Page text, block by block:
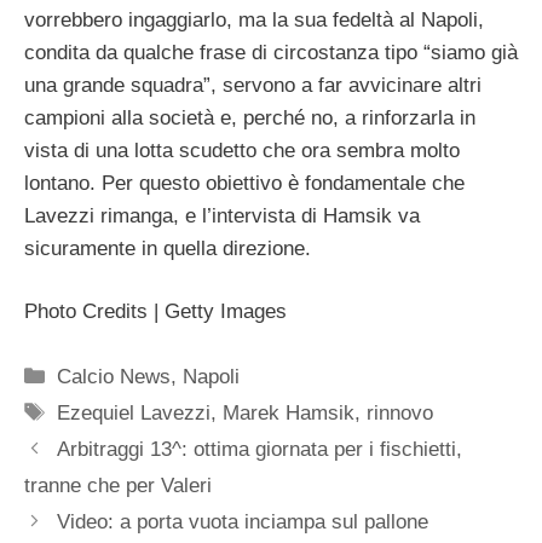
vorrebbero ingaggiarlo, ma la sua fedeltà al Napoli,
condita da qualche frase di circostanza tipo “siamo già
una grande squadra”, servono a far avvicinare altri
campioni alla società e, perché no, a rinforzarla in
vista di una lotta scudetto che ora sembra molto
lontano. Per questo obiettivo è fondamentale che
Lavezzi rimanga, e l’intervista di Hamsik va
sicuramente in quella direzione.
Photo Credits | Getty Images
Categorie
Calcio News, Napoli
Tag
Ezequiel Lavezzi, Marek Hamsik, rinnovo
Arbitraggi 13^: ottima giornata per i fischietti,
tranne che per Valeri
Video: a porta vuota inciampa sul pallone